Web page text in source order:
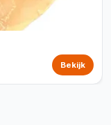
Bekijk